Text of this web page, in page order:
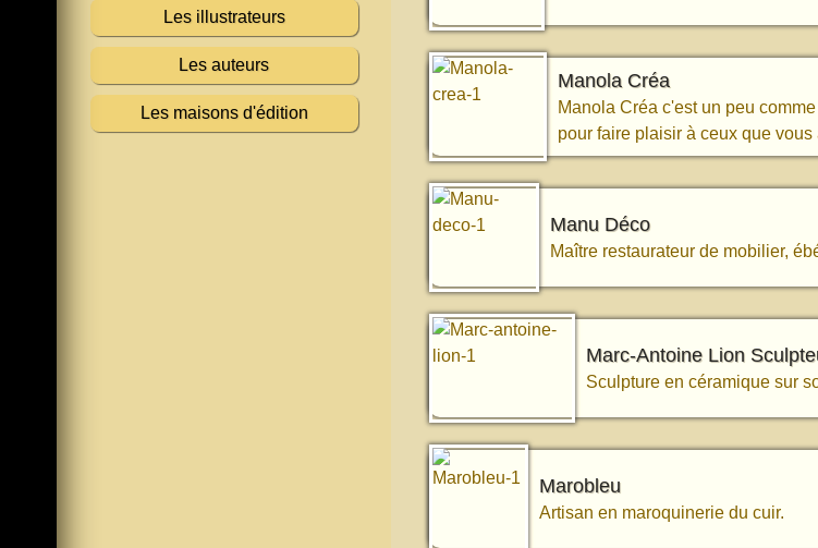
Les illustrateurs
Les auteurs
Les maisons d'édition
Manola Créa
Manola Créa c'est un peu
pour faire plaisir à ceux que vous
Manu Déco
Maître restaurateur de mobilier,
Marc-Antoine Lion
Sculpture en céramique sur
Marobleu
Artisan en maroquinerie du cuir.